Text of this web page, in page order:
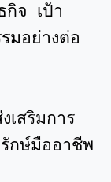
จ เป้า
มอย่างต่อ
ริมการ
กษ์มืออาชีพ